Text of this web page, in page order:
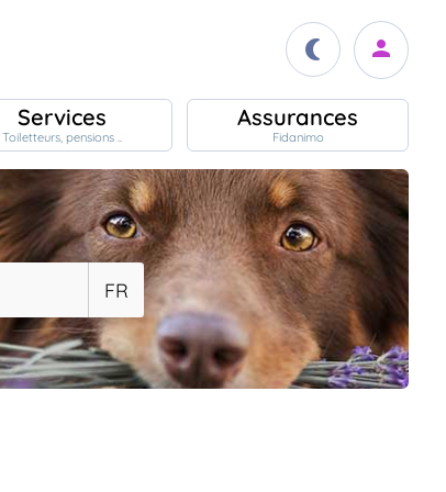
Services
Toiletteurs, pensions ..
Assurances
Fidanimo
FR